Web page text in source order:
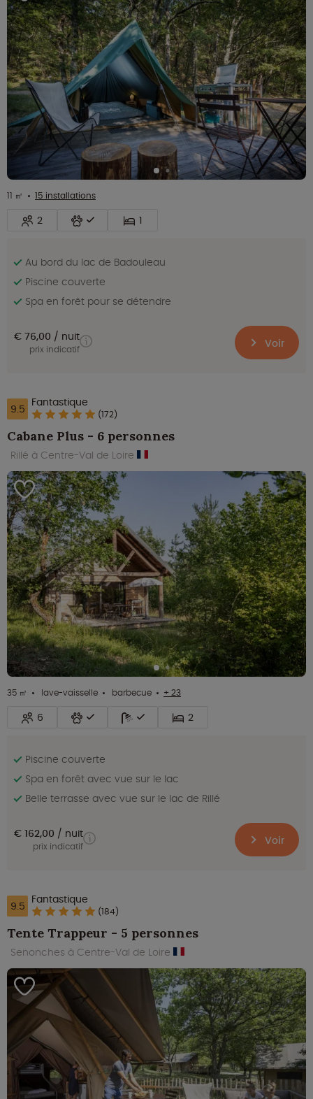
11 ㎡ 15 installations
2 1
Au bord du lac de Badouleau
Piscine couverte
Spa en forêt pour se détendre
€ 76,00 nuit
prix indicatif Voir
9.5 Fantastique
(172)
Cabane Plus - 6 personnes
Rillé à Centre-Val de Loire
35 ㎡ lave-vaisselle barbecue + 23
6 2
Piscine couverte
Spa en forêt avec vue sur le lac
Belle terrasse avec vue sur le lac de Rillé
€ 162,00 nuit
prix indicatif Voir
9.5 Fantastique
(184)
Tente Trappeur - 5 personnes
Senonches à Centre-Val de Loire